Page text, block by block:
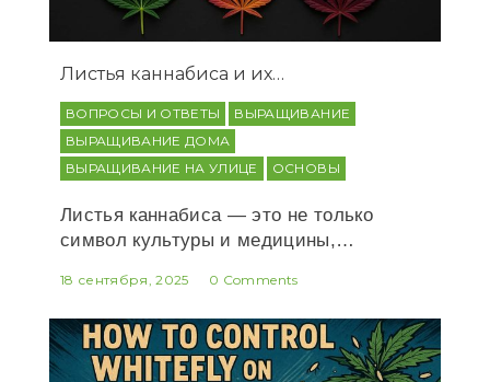
Листья каннабиса и их…
ВОПРОСЫ И ОТВЕТЫ
ВЫРАЩИВАНИЕ
ВЫРАЩИВАНИЕ ДОМА
ВЫРАЩИВАНИЕ НА УЛИЦЕ
ОСНОВЫ
Листья каннабиса — это не только
символ культуры и медицины,…
18 сентября, 2025 0 Comments